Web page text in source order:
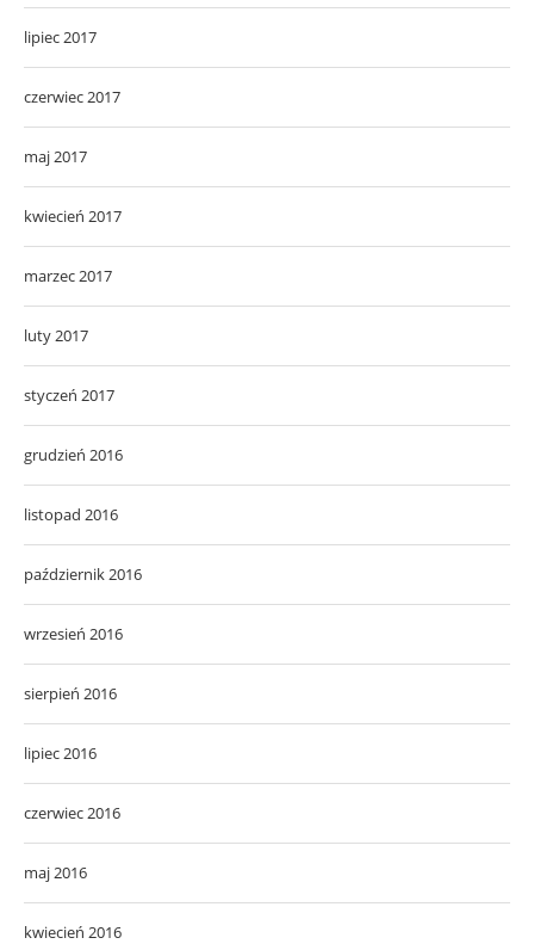
lipiec 2017
czerwiec 2017
maj 2017
kwiecień 2017
marzec 2017
luty 2017
styczeń 2017
grudzień 2016
listopad 2016
październik 2016
wrzesień 2016
sierpień 2016
lipiec 2016
czerwiec 2016
maj 2016
kwiecień 2016